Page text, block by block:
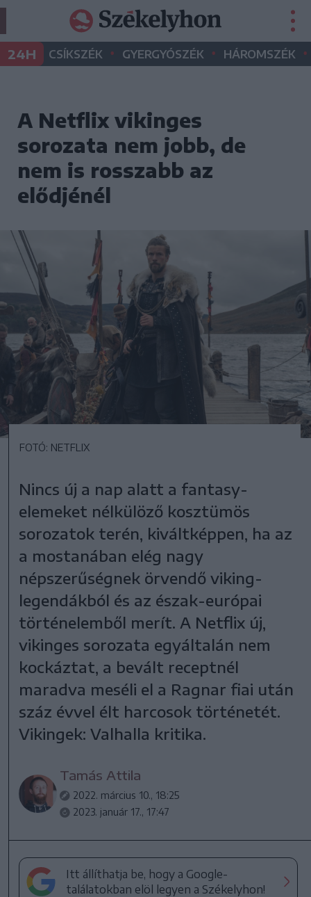
24H CSÍKSZÉK • GYERGYÓSZÉK • HÁROMSZÉK •
A Netflix vikinges
sorozata nem jobb, de
nem is rosszabb az
elődjénél
FOTÓ: NETFLIX
Nincs új a nap alatt a fantasy-
elemeket nélkülöző kosztümös
sorozatok terén, kiváltképpen, ha az
a mostanában elég nagy
népszerűségnek örvendő viking-
legendákból és az észak-európai
történelemből merít. A Netflix új,
vikinges sorozata egyáltalán nem
kockáztat, a bevált receptnél
maradva meséli el a Ragnar fiai után
száz évvel élt harcosok történetét.
Vikingek: Valhalla kritika.
Tamás Attila
2022. március 10., 18:25
2023. január 17., 17:47
Itt állíthatja be, hogy a Google-
találatokban elöl legyen a Székelyhon!